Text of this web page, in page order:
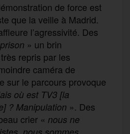
de force est
que la veille à Madrid.
l’agressivité. Des
» un brin
repris par les
caméra de
sur le parcours provoque
où est TV3 [la
? Manipulation ». Des
crier « nous ne